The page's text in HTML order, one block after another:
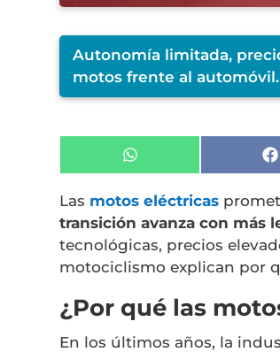
Autonomía limitada,
motos frente al automóvil.
Compartir
en
WhatsApp
Las motos eléctricas
transición avanza con más
tecnológicas, precios
motociclismo explican por
¿Por qué las
En los últimos años, la